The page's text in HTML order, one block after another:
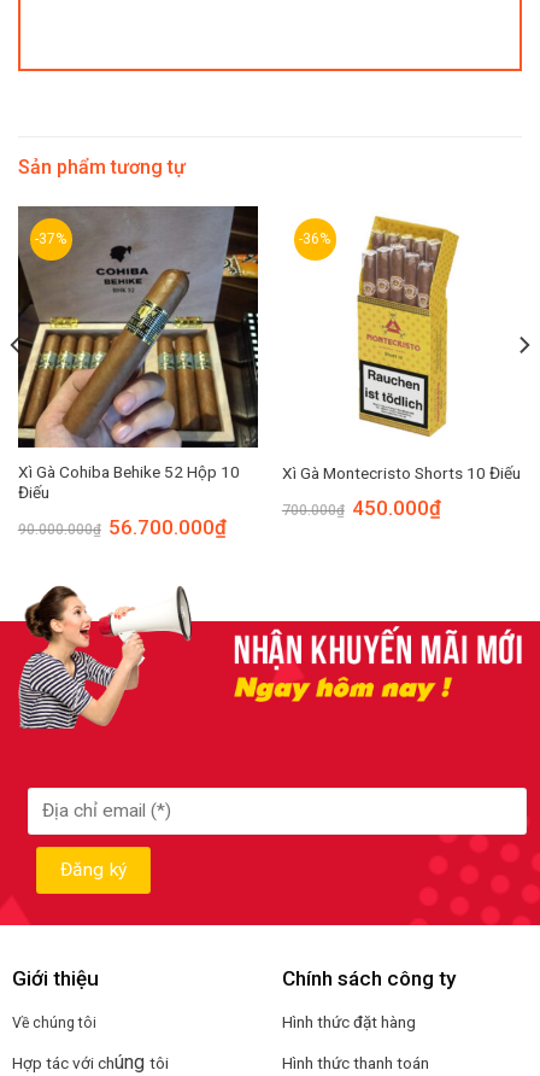
Sản phẩm tương tự
-37%
Xì Gà Cohiba Behike 52 Hộp 10
Điếu
90.000.000₫ 56.700.000₫
-36%
Xì Gà Montecristo Shorts 10 Điếu
700.000₫ 450.000₫
Giới thiệu
Về chúng tôi
Hợp tác với chúng tôi
Chính sách công ty
Hình thức đặt hàng
Hình thức thanh toán